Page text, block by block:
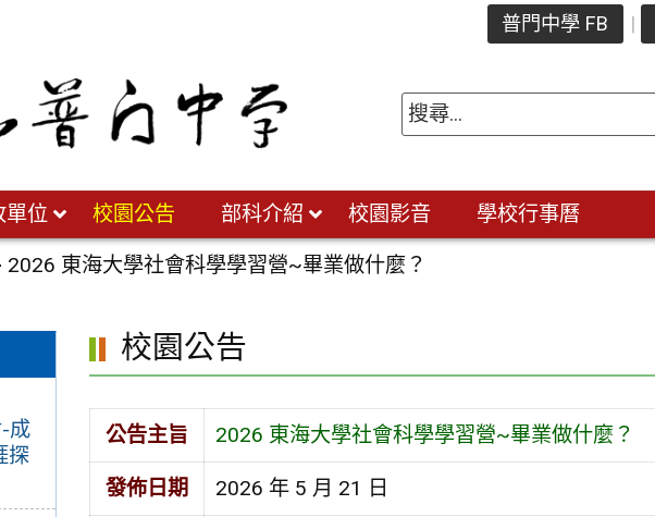
普門中學 FB
單位 校園公告 部科介紹 校園影音 學校行事曆
2026 東海大學社會科學學習營~畢業做什麼？
成
探
校園公告
公告主旨 2026 東海大學社會科學學習營~畢業做什麼？
發佈日期 2026 年 5 月 21 日